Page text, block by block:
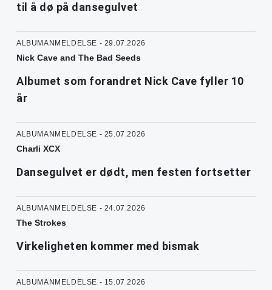
til å dø på dansegulvet
ALBUMANMELDELSE - 29.07.2026
Nick Cave and The Bad Seeds
Albumet som forandret Nick Cave fyller 10
år
ALBUMANMELDELSE - 25.07.2026
Charli XCX
Dansegulvet er dødt, men festen fortsetter
ALBUMANMELDELSE - 24.07.2026
The Strokes
Virkeligheten kommer med bismak
ALBUMANMELDELSE - 15.07.2026